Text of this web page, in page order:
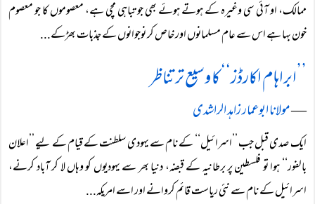
ممالک، او آئی سی وغیرہ کے ہوتے ہوئے بھی جو تباہی مچی ہے، معصوموں کا جو معصوم
خون بہا ہے اس سے عام مسلمانوں اور خاص کر نوجوانوں کے جذبات بھڑکے...
’’ابراہام اکارڈز‘‘ کا وسیع تر تناظر
―مولانا ابوعمار زاہد الراشدی
ایک صدی قبل جب ’’اسرائیل‘‘ کے نام سے یہودی سلطنت کے قیام کے لیے ’’اعلان
بالفور‘‘ ہوا تو فلسطین پر برطانیہ کے قبضہ، دنیا بھر سے یہودیوں کو وہاں لا کر آباد کرنے،
اسرائیل کے نام سے نئی ریاست قائم کروانے اور اسے امریکہ...